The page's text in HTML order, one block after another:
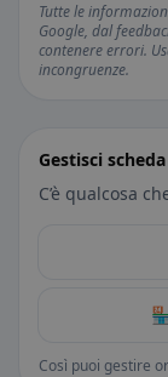
Tutte le
Google, dal
contenere errori.
incongruenze.
Gestisci scheda
C’è qualcosa
Così puoi gestire